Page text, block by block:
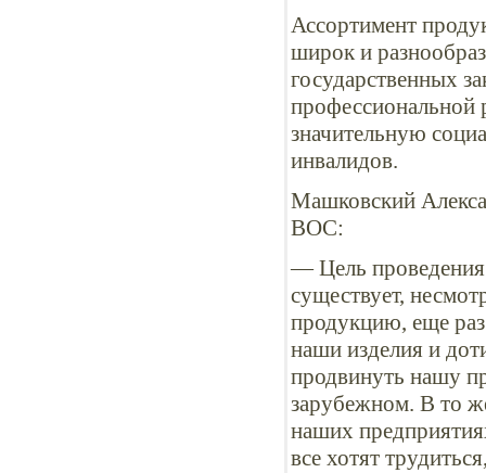
Ассортимент
широк и
государственных
профессиональной
значительную
инвалидов.
Машковский
ВОС:
— Цель проведения
существует,
продукцию, еще раз
наши изделия и
продвинуть нашу
зарубежном. В то
наших
все хотят